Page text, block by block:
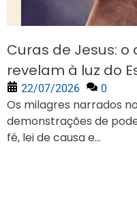
Curas de Jesus:
revelam à luz do
22/07/2026 0
Os milagres narrados
demonstrações de
fé, lei de causa e...